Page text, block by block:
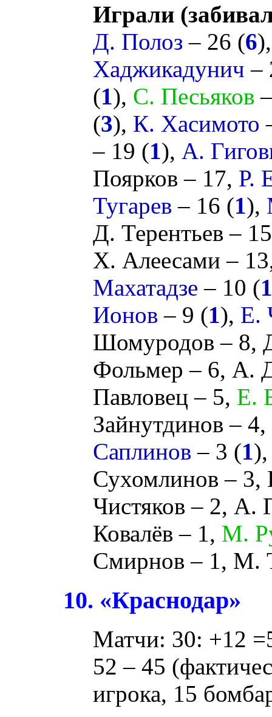
Играли
Д. Полоз – 26 (6
Хаджикадунич –
(1), С. Песьяков
(3), К. Хасимото
– 19 (1), А.
Поярков – 17, Р.
Тугарев – 16 (1),
Д. Терентьев –
Х. Алеесами –
Махатадзе – 10 (1
Ионов – 9 (1), Е.
Шомуродов – 8,
Фольмер – 6, А.
Павловец – 5, Е.
Зайнутдинов – 4,
Саплинов – 3 (1
Сухомлинов – 3,
Чистяков – 2, А.
Ковалёв – 1, М.
Смирнов – 1, М.
10. «Краснодар»
Матчи: 30: +12
52 – 45
игрока, 15